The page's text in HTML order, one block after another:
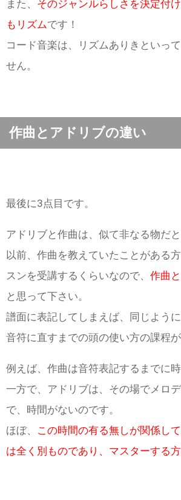
また、 そのジャンルらしさを決定付
もリズムです！
コード音楽は、リズムありきといっ
せん。
作曲とアドリブの違い
最後に3点目です。
アドリブと作曲は、似て非なる物だと
以前、作曲を教えていたことがある
スンを受講するくらいなので、 作曲
と思って下さい。
譜面に表記してしまえば、同じように
音符に直すまでの頭の使い方の課程が
例えば、作曲は音符表記するまでに時
一方で、アドリブは、その場でメロ
で、時間がないのです。
ほぼ、 この時間の有る無しが関係し
は全く別ものであり、マスターする